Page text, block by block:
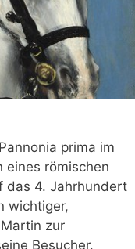
prima im
eines römischen
das 4. Jahrhundert
wichtiger,
zur
Besucher.